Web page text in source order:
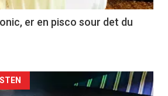
er en pisco sour det du